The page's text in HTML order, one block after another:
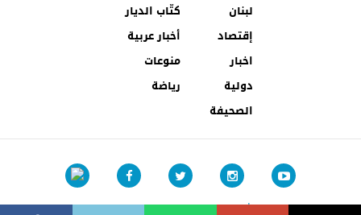
لبنان
كتّاب الديار
إقتصاد
أخبار عربية
اخبار
دولية
منوعات
رياضة
الصحيفة
شروط الإستخدام إتصل بنا